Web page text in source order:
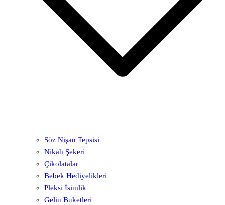
Söz Nişan Tepsisi
Nikah Şekeri
Çikolatalar
Bebek Hediyelikleri
Pleksi İsimlik
Gelin Buketleri